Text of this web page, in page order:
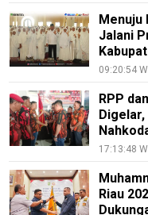
Menuju
Jalani
09:20:54
RPP
17:13:48
Riau